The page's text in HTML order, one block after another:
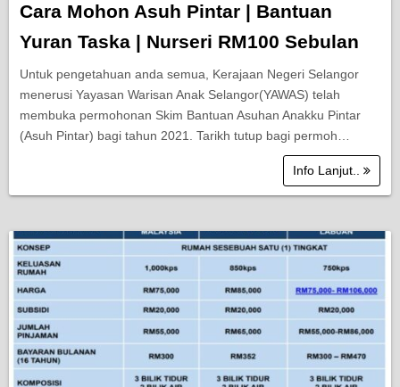
Cara Mohon Asuh Pintar | Bantuan
Yuran Taska | Nurseri RM100 Sebulan
Untuk pengetahuan anda semua, Kerajaan Negeri Selangor
menerusi Yayasan Warisan Anak Selangor(YAWAS) telah
membuka permohonan Skim Bantuan Asuhan Anakku Pintar
(Asuh Pintar) bagi tahun 2021. Tarikh tutup bagi permoh…
Info Lanjut..